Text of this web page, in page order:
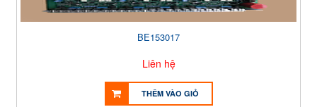
BE153017
Liên hệ
THÊM VÀO GIỎ